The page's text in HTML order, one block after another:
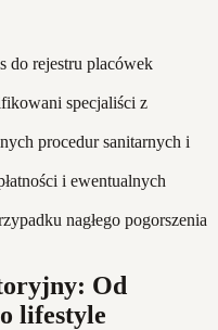
do rejestru placówek
specjaliści z
procedur sanitarnych i
i ewentualnych
nagłego pogorszenia
Od
lifestyle